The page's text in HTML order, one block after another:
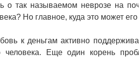
о так называемом неврозе на
Но главное, куда это может
к деньгам активно
человека. Еще один корень